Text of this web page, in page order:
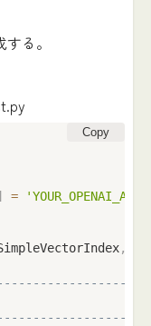
る。
Copy
=
,